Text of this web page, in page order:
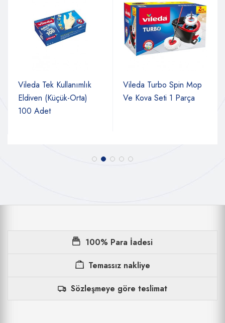
Vileda Tek Kullanımlık
Eldiven (Küçük-Orta)
100 Adet
Vileda Turbo Spin Mop
Ve Kova Seti 1 Parça
100% Para İadesi
Temassız nakliye
Sözleşmeye göre teslimat